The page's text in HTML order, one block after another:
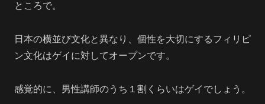
ところで。
日本の横並び文化と異なり、個性を大切にするフィリピ
ン文化はゲイに対してオープンです。
感覚的に、男性講師のうち１割くらいはゲイでしょう。